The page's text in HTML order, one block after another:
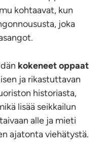
kohtaavat, kun
joka
kokeneet oppaat
ja rikastuttavan
historiasta,
lisää seikkailun
alle ja mieti
ajatonta viehätystä.